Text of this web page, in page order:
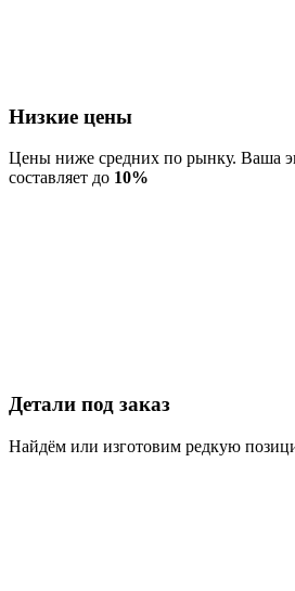
Низкие цены
Цены ниже средних по рынку. Ваша
составляет до 10%
Детали под заказ
Найдём или изготовим редкую